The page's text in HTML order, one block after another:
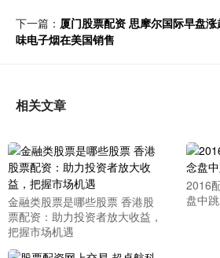
下一篇： 厦门股票配资 思摩尔国际早盘
味电子烟在美国销售
相关文章
金融类股票是哪些股票 香港股
票配资：助力投资者放大收益，
把握市场机遇
2016
盘中